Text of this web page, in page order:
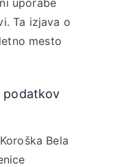
uporabe
Ta izjava o
mesto
podatkov
Bela